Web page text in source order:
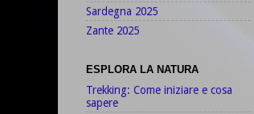
Sardegna 2025
Zante 2025
ESPLORA LA NATURA
Trekking: Come iniziare e cosa
sapere